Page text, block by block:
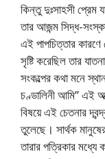
কিন্তু দুঃসাহসী প্রেম
তার আজন্ম সিদ্ধ-
এই পাপচিত্তার কারণে
সৃষ্টি করেছিল তার
সংকল্পের কথা মনে
চণ্ডালিনী আমি” এই
বিষয়ে এই চেতনার
তুলেছে। সার্থক
তারার পত্রিকার মধ্যে